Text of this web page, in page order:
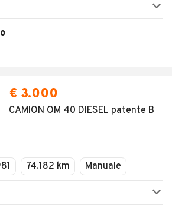
€ 3.000
CAMION OM 40 DIESEL patente B
74.182 km Manuale